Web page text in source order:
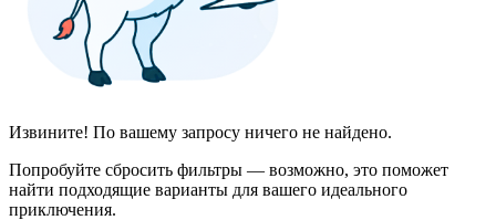
Извините! По вашему запросу ничего не найдено.
Попробуйте сбросить фильтры — возможно, это поможет
найти подходящие варианты для вашего идеального
приключения.